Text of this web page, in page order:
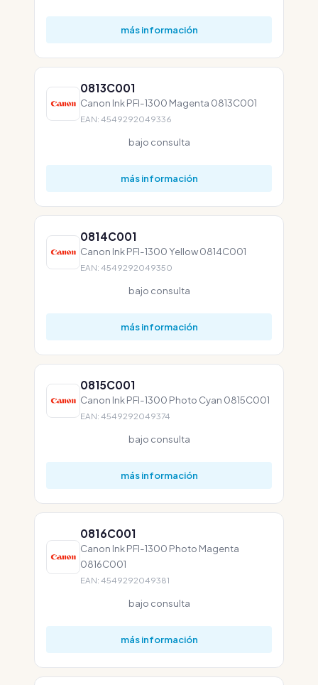
más información
0813C001
Canon Ink PFI-1300 Magenta 0813C001
EAN: 4549292049336
bajo consulta
más información
0814C001
Canon Ink PFI-1300 Yellow 0814C001
EAN: 4549292049350
bajo consulta
más información
0815C001
Canon Ink PFI-1300 Photo Cyan 0815C001
EAN: 4549292049374
bajo consulta
más información
0816C001
Canon Ink PFI-1300 Photo Magenta
0816C001
EAN: 4549292049381
bajo consulta
más información